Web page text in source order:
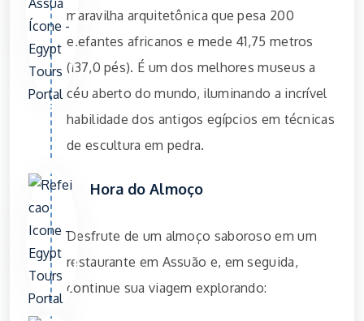
maravilha arquitetônica que pesa 200
elefantes africanos e mede 41,75 metros
(137,0 pés). É um dos melhores museus a
céu aberto do mundo, iluminando a incrível
habilidade dos antigos egípcios em técnicas
de escultura em pedra.
Hora do Almoço
Desfrute de um almoço saboroso em um
restaurante em Assuão e, em seguida,
continue sua viagem explorando: